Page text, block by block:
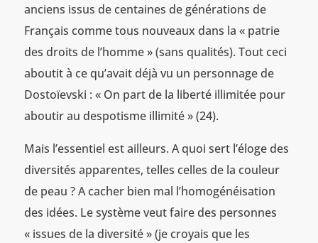
anciens issus de centaines de générations de
Français comme tous nouveaux dans la « patrie
des droits de l’homme » (sans qualités). Tout ceci
aboutit à ce qu’avait déjà vu un personnage de
Dostoïevski : « On part de la liberté illimitée pour
aboutir au despotisme illimité » (24).
Mais l’essentiel est ailleurs. A quoi sert l’éloge des
diversités apparentes, telles celles de la couleur
de peau ? A cacher bien mal l’homogénéisation
des idées. Le système veut faire des personnes
« issues de la diversité » (je croyais que les